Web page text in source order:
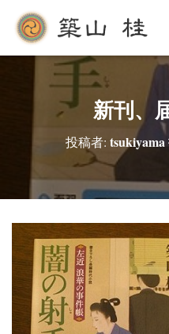
新刊、
投稿者: tsukiyama